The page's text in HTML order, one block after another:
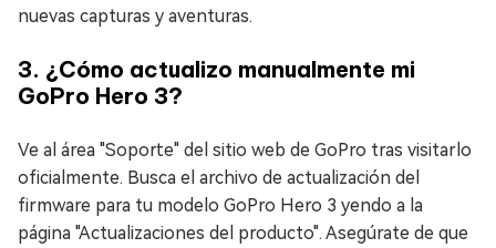
nuevas capturas y aventuras.
3. ¿Cómo actualizo manualmente mi
GoPro Hero 3?
Ve al área "Soporte" del sitio web de GoPro tras visitarlo
oficialmente. Busca el archivo de actualización del
firmware para tu modelo GoPro Hero 3 yendo a la
página "Actualizaciones del producto". Asegúrate de que